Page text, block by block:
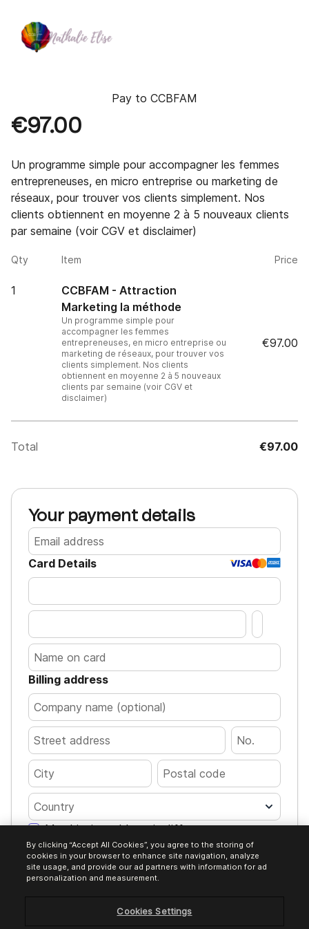
Pay to CCBFAM
€97.00
Un programme simple pour accompagner les femmes
entrepreneuses, en micro entreprise ou marketing de
réseaux, pour trouver vos clients simplement. Nos
clients obtiennent en moyenne 2 à 5 nouveaux clients
par semaine (voir CGV et disclaimer)
Qty Item Price
1
CCBFAM - Attraction
Marketing la méthode
Un programme simple pour
accompagner les femmes
entrepreneuses, en micro entreprise ou
marketing de réseaux, pour trouver vos
clients simplement. Nos clients
obtiennent en moyenne 2 à 5 nouveaux
clients par semaine (voir CGV et
disclaimer)
€97.00
Total €97.00
Your payment details
Card Details
Billing address
Country
My shipping address is different
Pay €97.00
Encrypted transaction. Your card details
By clicking “Accept All Cookies”, you agree to the storing of
cookies in your browser to enhance site navigation, analyze
site usage, and provide our ad partners with information for ad
personalization and measurement.
Cookies Settings